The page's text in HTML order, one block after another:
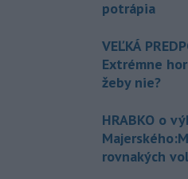
potrápia
VEĽKÁ
Extrémne
žeby nie?
HRABKO o
rovnakých